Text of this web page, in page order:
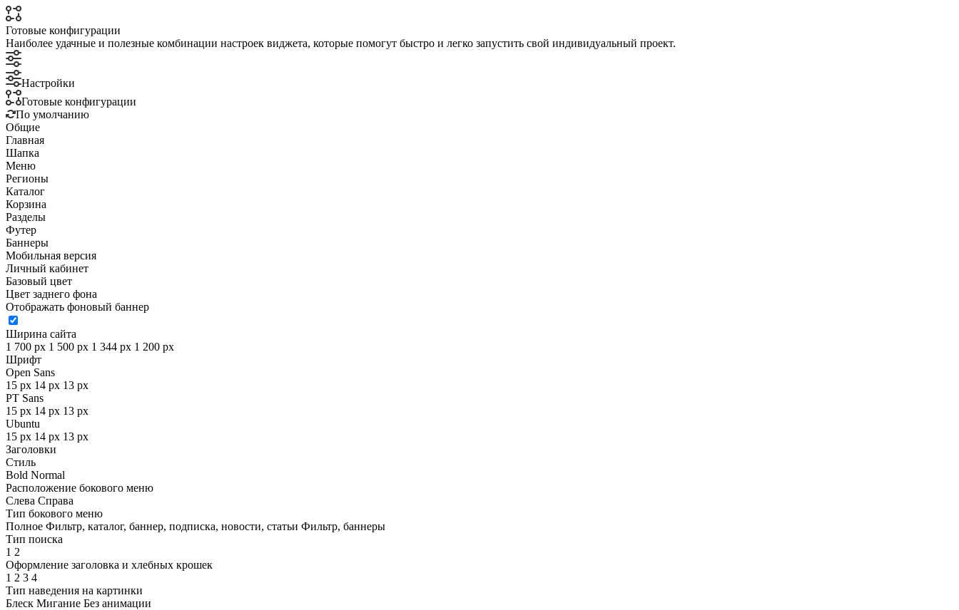
Готовые конфигурации
Наиболее удачные и полезные комбинации настроек виджета, которые помогут быстро и легко запустить свой индивидуальный проект.
Настройки
Готовые конфигурации
По умолчанию
Общие
Главная
Шапка
Меню
Регионы
Каталог
Корзина
Разделы
Футер
Баннеры
Мобильная версия
Личный кабинет
Базовый цвет
Цвет заднего фона
Отображать фоновый баннер
Ширина сайта
1 700 px 1 500 px 1 344 px 1 200 px
Шрифт
Open Sans
15 px 14 px 13 px
PT Sans
15 px 14 px 13 px
Ubuntu
15 px 14 px 13 px
Заголовки
Стиль
Bold Normal
Расположение бокового меню
Слева Справа
Тип бокового меню
Полное Фильтр, каталог, баннер, подписка, новости, статьи Фильтр, баннеры
Тип поиска
1 2
Оформление заголовка и хлебных крошек
1 2 3 4
Тип наведения на картинки
Блеск Мигание Без анимации